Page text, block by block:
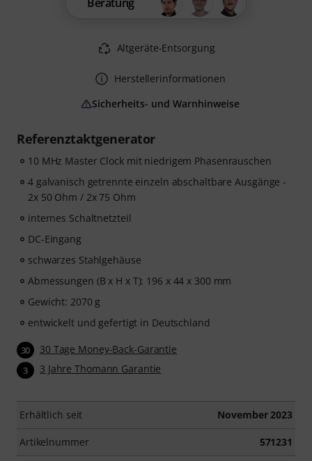
Referenztaktgenerator
10 MHz Master Clock mit niedrigem Phasenrauschen
4 galvanisch getrennte einzeln abschaltbare Ausgänge -
2x 50 Ohm / 2x 75 Ohm
internes Schaltnetzteil
DC-Eingang
schwarzes Stahlgehäuse
Abmessungen (B x H x T): 196 x 44 x 300 mm
Gewicht: 2070 g
entwickelt und gefertigt in Deutschland
30 30 Tage Money-Back-Garantie
3 3 Jahre Thomann Garantie
Erhältlich seit November 2023
Artikelnummer 571231
Altgeräte-Entsorgung
Herstellerinformationen
Sicherheits- und Warnhinweise